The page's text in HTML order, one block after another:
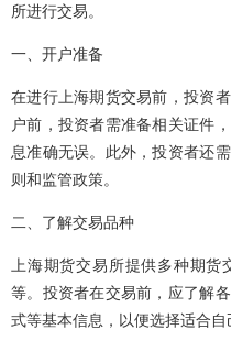
所进行交易。
一、开户准备
在进行上海期货交易前，投资
户前，投资者需准备相关证件
息准确无误。此外，投资者还
则和监管政策。
二、了解交易品种
上海期货交易所提供多种期
等。投资者在交易前，应了解
式等基本信息，以便选择适合自